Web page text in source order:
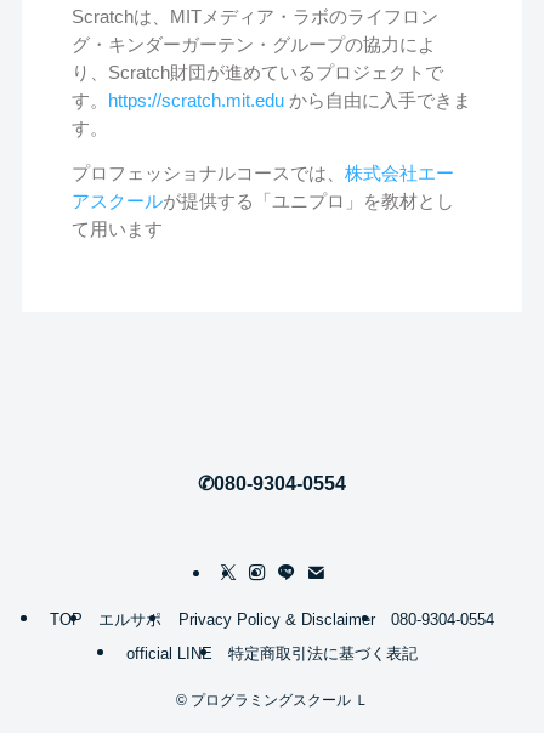
Scratchは、MITメディア・ラボのライフロン
グ・キンダーガーテン・グループの協力によ
り、Scratch財団が進めているプロジェクトで
す。
https://scratch.mit.edu から自由に入手できま
す。
プロフェッショナルコースでは、株式会社エー
アスクールが提供する「ユニプロ」を教材とし
て用います
✆080-9304-0554
TOP エルサポ Privacy Policy & Disclaimer
080-9304-0554
official LINE
特定商取引法に基づく表記
©プログラミングスクール Ｌ